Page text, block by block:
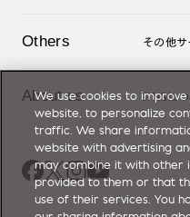
お問い合せ
Others その他サ
レンズ交換
オンラインギフト
価格案内
About us JINSに
Magnify Life
会社概要
採用情報
法人のお客様
We use cookies to
website, to personalize
traffic. We share
website with advertising
may combine it with other
provided to them or that
use of their services. You